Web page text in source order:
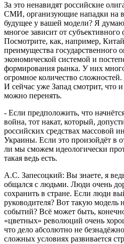
За это ненавидят российские
СМИ, организующие нападки на
будущее у вашей модели? Я
многое зависит от
Посмотрите, как, например, Китай
преимущества государственного
экономической системой и
формирования рынка. У них
огромное количество
И сейчас уже Запад смотрит, что
можно перенять.
- Если предположить, что
война, тот накат, который,
российских средствах массовой
Украины. Если это произойдёт в
ли мы сможем идеологически
такая ведь есть.
А.С. Запесоцкий: Вы знаете, я
общался с людьми. Люди очень
сохранить в стране. Если люди
руководителя? Вот такую модель
событий? Всё может быть,
«цветных» революций очень
что дело абсолютно не
сложных условиях развивается